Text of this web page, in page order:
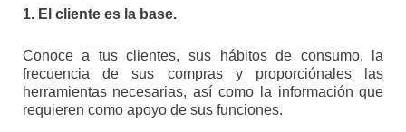
1. El cliente es la base.
Conoce a tus clientes, sus hábitos de consumo, la
frecuencia de sus compras y proporciónales las
herramientas necesarias, así como la información que
requieren como apoyo de sus funciones.